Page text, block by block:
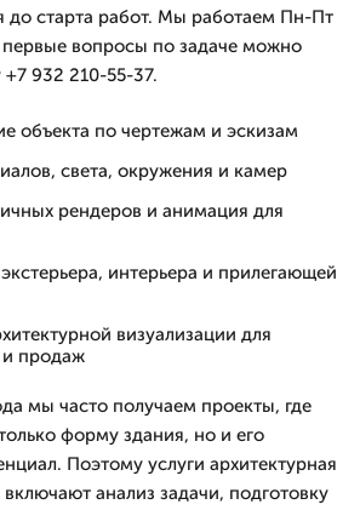
до старта работ. Мы работаем Пн-Пт
вопросы по задаче можно
+7 932 210-55-37.
объекта по чертежам и эскизам
света, окружения и камер
рендеров и анимация для
интерьера и прилегающей
визуализации для
и продаж
мы часто получаем проекты, где
форму здания, но и его
Поэтому услуги архитектурная
включают анализ задачи, подготовку